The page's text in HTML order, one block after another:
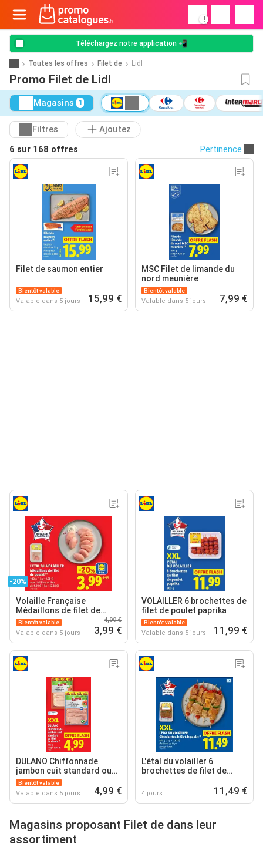
!
Téléchargez notre application 📲
Toutes les offres Filet de Lidl
Promo Filet de Lidl
Magasins 1
Filtres
Ajoutez
6 sur 168 offres Pertinence
Filet de saumon entier
Bientôt valable
Valable dans 5 jours 15,99 €
MSC Filet de limande du
nord meunière
Bientôt valable
Valable dans 5 jours 7,99 €
-20%
Volaille Française
Médaillons de filet de
poulet
Bientôt valable
Valable dans 5 jours
4,99 €
3,99 €
VOLAILLER 6 brochettes de
filet de poulet paprika
Bientôt valable
Valable dans 5 jours 11,99 €
DULANO Chiffonnade
jambon cuit standard ou
filet de dinde
Bientôt valable
Valable dans 5 jours 4,99 €
L'étal du volailler 6
brochettes de filet de
4 jours 11,49 €
Magasins proposant Filet de dans leur
assortiment